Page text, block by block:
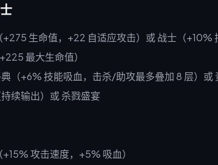
生命值，+22 自适应攻击）或 战士（+10%
最大生命值）
（+6% 技能吸血，击杀/助攻最多叠加 8 层）或
续输出）或 杀戮盛宴
攻击速度，+5% 吸血）